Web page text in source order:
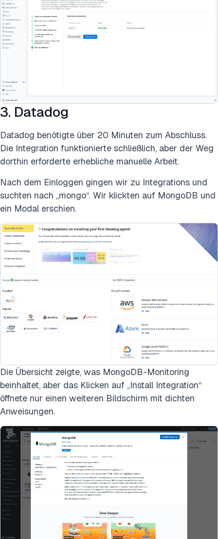
3. Datadog
Datadog benötigte über 20 Minuten zum Abschluss.
Die Integration funktionierte schließlich, aber der Weg
dorthin erforderte erhebliche manuelle Arbeit.
Nach dem Einloggen gingen wir zu Integrations und
suchten nach „mongo“. Wir klickten auf MongoDB und
ein Modal erschien.
Die Übersicht zeigte, was MongoDB-Monitoring
beinhaltet, aber das Klicken auf „Install Integration“
öffnete nur einen weiteren Bildschirm mit dichten
Anweisungen.